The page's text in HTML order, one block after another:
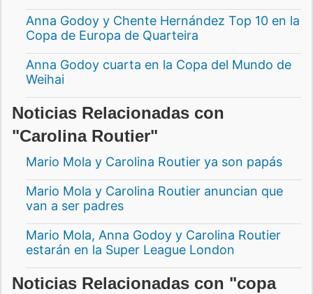
Anna Godoy y Chente Hernández Top 10 en la
Copa de Europa de Quarteira
Anna Godoy cuarta en la Copa del Mundo de
Weihai
Noticias Relacionadas con
"Carolina Routier"
Mario Mola y Carolina Routier ya son papás
Mario Mola y Carolina Routier anuncian que
van a ser padres
Mario Mola, Anna Godoy y Carolina Routier
estarán en la Super League London
Noticias Relacionadas con "copa